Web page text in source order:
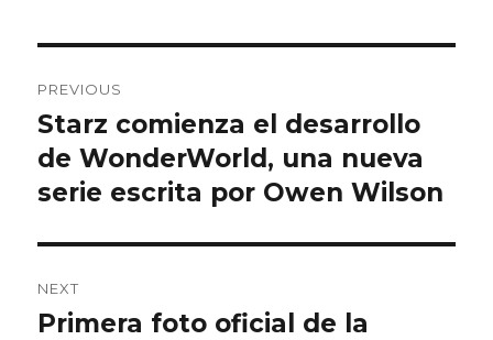
navigation
PREVIOUS
Previous
post:
Starz comienza el desarrollo
de WonderWorld, una nueva
serie escrita por Owen Wilson
NEXT
Next
Primera foto oficial de la